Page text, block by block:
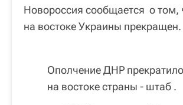
Новороссия сообщается о том,
на востоке Украины прекращен.
Ополчение ДНР
на востоке страны - штаб .